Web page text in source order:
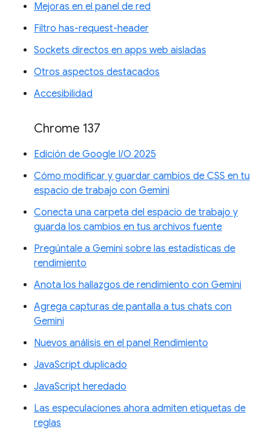
Mejoras en el panel de red
Filtro has-request-header
Sockets directos en apps web aisladas
Otros aspectos destacados
Accesibilidad
Chrome 137
Edición de Google I/O 2025
Cómo modificar y guardar cambios de CSS en tu
espacio de trabajo con Gemini
Conecta una carpeta del espacio de trabajo y
guarda los cambios en tus archivos fuente
Pregúntale a Gemini sobre las estadísticas de
rendimiento
Anota los hallazgos de rendimiento con Gemini
Agrega capturas de pantalla a tus chats con
Gemini
Nuevos análisis en el panel Rendimiento
JavaScript duplicado
JavaScript heredado
Las especulaciones ahora admiten etiquetas de
reglas